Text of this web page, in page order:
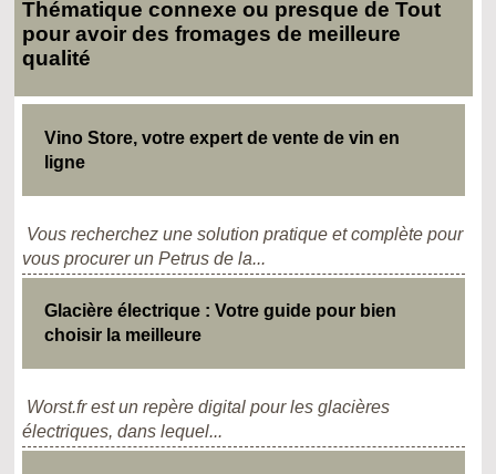
Thématique connexe ou presque de Tout
pour avoir des fromages de meilleure
qualité
Vino Store, votre expert de vente de vin en
ligne
Vous recherchez une solution pratique et complète pour
vous procurer un Petrus de la...
Glacière électrique : Votre guide pour bien
choisir la meilleure
Worst.fr est un repère digital pour les glacières
électriques, dans lequel...